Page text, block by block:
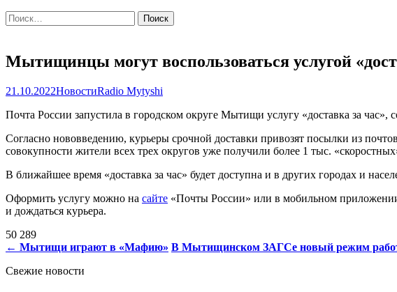
Найти:
Мытищинцы могут воспользоваться услугой
21.10.2022НовостиRadio Mytyshi
Почта России запустила в городском округе Мытищи услугу «доставка за час»,
Согласно нововведению, курьеры срочной доставки привозят посылки из
совокупности жители всех трех округов уже получили более 1 тыс.
В ближайшее время «доставка за час» будет доступна и в других городах и
Оформить услугу можно на сайте «Почты России» или в мобильном
и дождаться курьера.
50 289
Навигация
по
← Мытищи играют в «Мафию» В Мытищинском ЗАГСе новый режим
Свежие новости